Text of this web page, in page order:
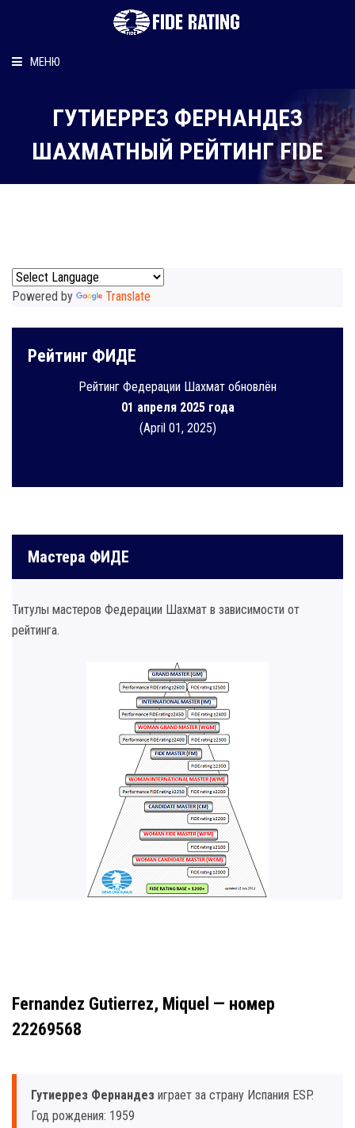
МЕНЮ
Рейтинг шахматиста
Персональный информер
ГУТИЕРРЕЗ ФЕРНАНДЕЗ
ШАХМАТНЫЙ РЕЙТИНГ FIDE
Powered by Translate
Рейтинг ФИДЕ
Рейтинг Федерации Шахмат обновлён
01 апреля 2025 года
(April 01, 2025)
Мастера ФИДЕ
Титулы мастеров Федерации Шахмат в зависимости от
рейтинга.
Fernandez Gutierrez, Miquel — номер
22269568
Гутиеррез Фернандез играет за страну Испания ESP.
Год рождения: 1959